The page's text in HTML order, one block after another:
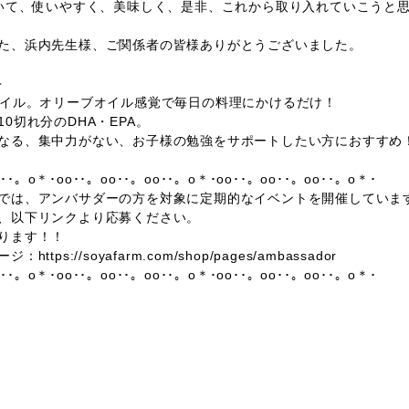
、使いやすく、美味しく、是非、これから取り入れていこうと思
、浜内先生様、ご関係者の皆様ありがとうございました。
ル。オリーブオイル感覚で毎日の料理にかけるだけ！
切れ分のDHA・EPA。
る、集中力がない、お子様の勉強をサポートしたい方におすすめ！
･。o＊･oo･･。oo･･。oo･･。o＊･oo･･。oo･･。oo･･。o＊･
は、アンバサダーの方を対象に定期的なイベントを開催していま
以下リンクより応募ください。
ます！！
ジ：https://soyafarm.com/shop/pages/ambassador
･。o＊･oo･･。oo･･。oo･･。o＊･oo･･。oo･･。oo･･。o＊･